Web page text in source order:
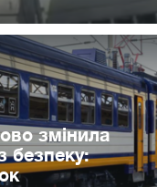
змінила
безпеку: